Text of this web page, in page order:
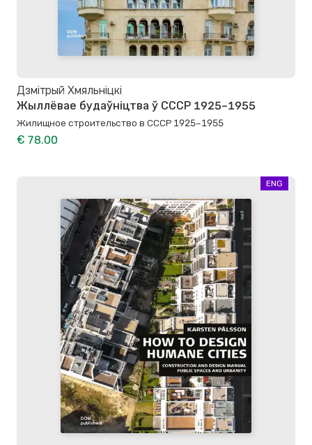
Дзмітрый Хмяльніцкі
Жыллёвае будаўніцтва ў СССР 1925–1955
Жилищное строительство в СССР 1925–1955
€ 78.00
ENG